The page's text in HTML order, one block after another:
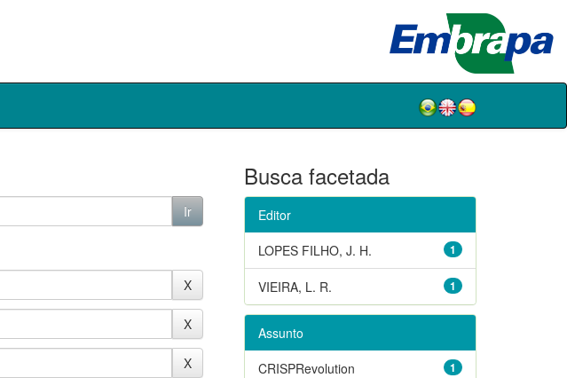
Busca facetada
Editor
1
LOPES FILHO, J. H.
1
VIEIRA, L. R.
Assunto
1
CRISPRevolution